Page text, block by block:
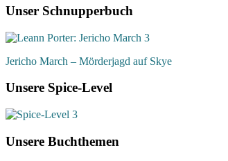
Unser Schnupperbuch
Jericho March – Mörderjagd auf Skye
Unsere Spice-Level
Unsere Buchthemen